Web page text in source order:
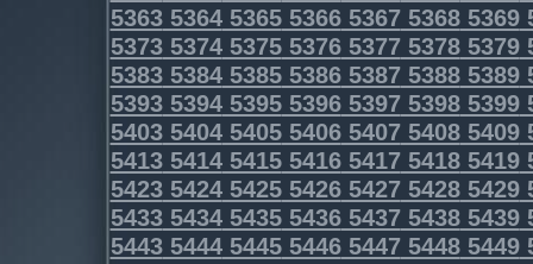
5363536453655366536753685369
5373537453755376537753785379
5383538453855386538753885389
5393539453955396539753985399
5403540454055406540754085409
5413541454155416541754185419
5423542454255426542754285429
5433543454355436543754385439
5443544454455446544754485449